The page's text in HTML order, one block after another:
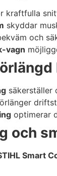
kraftfulla
skyddar
och
vagn
säkerställer
optimerar
och
Smart